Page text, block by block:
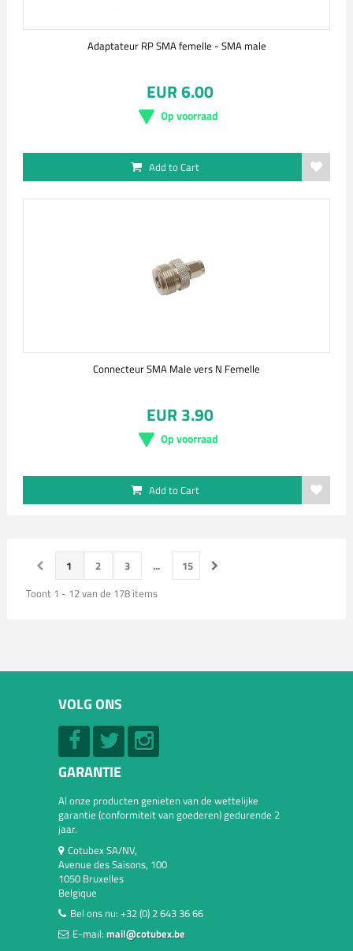
Adaptateur RP SMA femelle - SMA male
EUR 6.00
Op voorraad
Add to Cart
Connecteur SMA Male vers N Femelle
EUR 3.90
Op voorraad
Add to Cart
1 2 3 ...
15
Toont 1 - 12 van de 178 items
VOLG ONS
GARANTIE
Al onze producten genieten van de wettelijke
garantie (conformiteit van goederen) gedurende 2
jaar.
Cotubex SA/NV,
Avenue des Saisons, 100
1050 Bruxelles
Belgique
Bel ons nu: +32 (0) 2 643 36 66
E-mail: mail@cotubex.be